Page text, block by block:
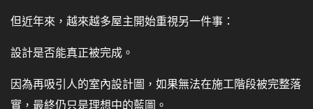
但近年來，越來越多屋主開始重視另一件事：
設計是否能真正被完成。
因為再吸引人的室內設計圖，如果無法在施工階段被完整落
實，最終仍只是理想中的藍圖。